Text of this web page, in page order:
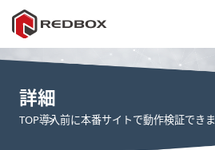
詳細
TOP導入前に本番サイトで動作検証でき